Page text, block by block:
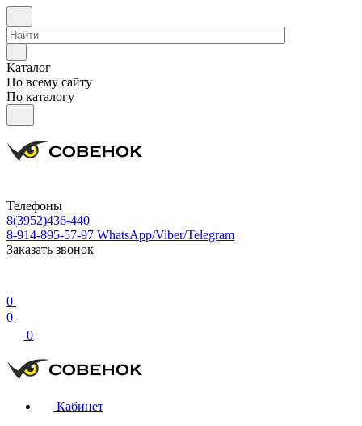
Каталог
По всему сайту
По каталогу
Телефоны
8(3952)436-440
8-914-895-57-97 WhatsApp/Viber/Telegram
Заказать звонок
0
0
0
Кабинет